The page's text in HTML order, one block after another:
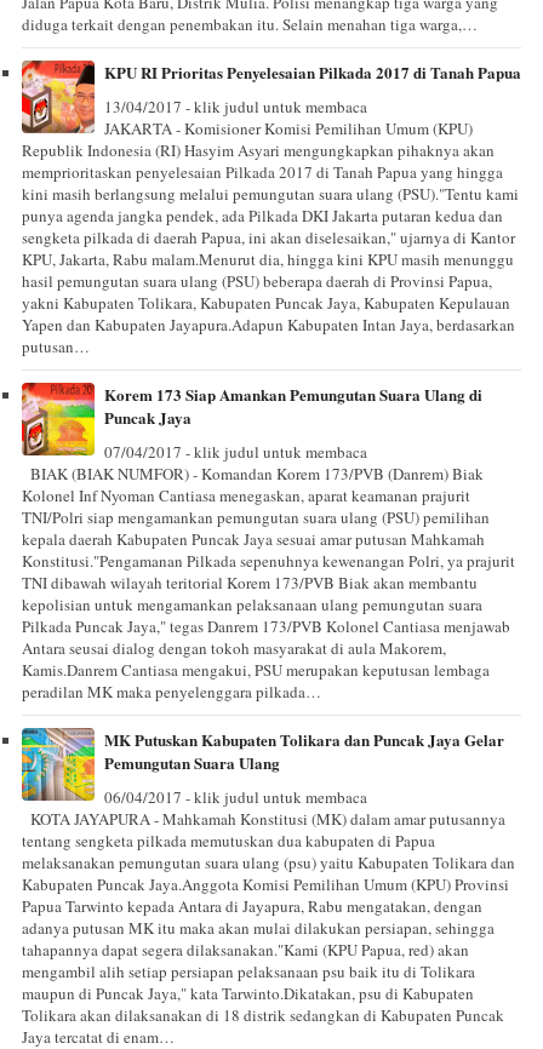
diduga terkait dengan penembakan itu. Selain menahan tiga warga,…
KPU RI Prioritas Penyelesaian Pilkada 2017 di Tanah Papua
13/04/2017 - klik judul untuk membaca
JAKARTA - Komisioner Komisi Pemilihan Umum (KPU)
Republik Indonesia (RI) Hasyim Asyari mengungkapkan pihaknya akan
memprioritaskan penyelesaian Pilkada 2017 di Tanah Papua yang hingga
kini masih berlangsung melalui pemungutan suara ulang (PSU)."Tentu kami
punya agenda jangka pendek, ada Pilkada DKI Jakarta putaran kedua dan
sengketa pilkada di daerah Papua, ini akan diselesaikan," ujarnya di Kantor
KPU, Jakarta, Rabu malam.Menurut dia, hingga kini KPU masih menunggu
hasil pemungutan suara ulang (PSU) beberapa daerah di Provinsi Papua,
yakni Kabupaten Tolikara, Kabupaten Puncak Jaya, Kabupaten Kepulauan
Yapen dan Kabupaten Jayapura.Adapun Kabupaten Intan Jaya, berdasarkan
putusan…
Korem 173 Siap Amankan Pemungutan Suara Ulang di
Puncak Jaya
07/04/2017 - klik judul untuk membaca
BIAK (BIAK NUMFOR) - Komandan Korem 173/PVB (Danrem) Biak
Kolonel Inf Nyoman Cantiasa menegaskan, aparat keamanan prajurit
TNI/Polri siap mengamankan pemungutan suara ulang (PSU) pemilihan
kepala daerah Kabupaten Puncak Jaya sesuai amar putusan Mahkamah
Konstitusi."Pengamanan Pilkada sepenuhnya kewenangan Polri, ya prajurit
TNI dibawah wilayah teritorial Korem 173/PVB Biak akan membantu
kepolisian untuk mengamankan pelaksanaan ulang pemungutan suara
Pilkada Puncak Jaya," tegas Danrem 173/PVB Kolonel Cantiasa menjawab
Antara seusai dialog dengan tokoh masyarakat di aula Makorem,
Kamis.Danrem Cantiasa mengakui, PSU merupakan keputusan lembaga
peradilan MK maka penyelenggara pilkada…
MK Putuskan Kabupaten Tolikara dan Puncak Jaya Gelar
Pemungutan Suara Ulang
06/04/2017 - klik judul untuk membaca
KOTA JAYAPURA - Mahkamah Konstitusi (MK) dalam amar putusannya
tentang sengketa pilkada memutuskan dua kabupaten di Papua
melaksanakan pemungutan suara ulang (psu) yaitu Kabupaten Tolikara dan
Kabupaten Puncak Jaya.Anggota Komisi Pemilihan Umum (KPU) Provinsi
Papua Tarwinto kepada Antara di Jayapura, Rabu mengatakan, dengan
adanya putusan MK itu maka akan mulai dilakukan persiapan, sehingga
tahapannya dapat segera dilaksanakan."Kami (KPU Papua, red) akan
mengambil alih setiap persiapan pelaksanaan psu baik itu di Tolikara
maupun di Puncak Jaya," kata Tarwinto.Dikatakan, psu di Kabupaten
Tolikara akan dilaksanakan di 18 distrik sedangkan di Kabupaten Puncak
Jaya tercatat di enam…